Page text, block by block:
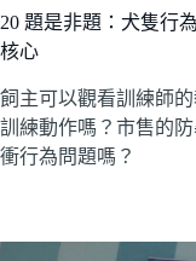
20 題是非題：犬隻行
核心
飼主可以觀看訓練師
訓練動作嗎？市售的
衝行為問題嗎？